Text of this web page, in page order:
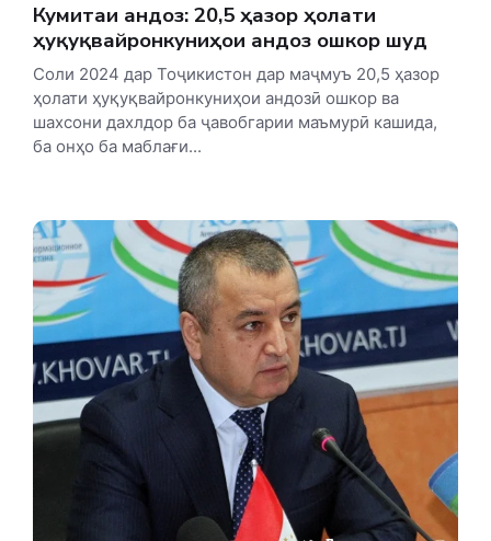
Кумитаи андоз: 20,5 ҳазор ҳолати
ҳуқуқвайронкуниҳои андозӣ ошкор шуд
Соли 2024 дар Тоҷикистон дар маҷмуъ 20,5 ҳазор
ҳолати ҳуқуқвайронкуниҳои андозӣ ошкор ва
шахсони дахлдор ба ҷавобгарии маъмурӣ кашида,
ба онҳо ба маблағи...